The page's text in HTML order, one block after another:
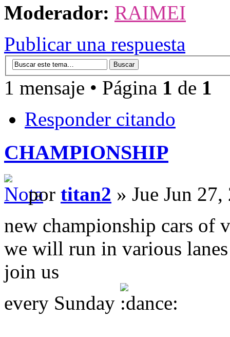
Moderador: RAIMEI
Publicar una respuesta
1 mensaje • Página 1 de 1
Responder citando
CHAMPIONSHIP
por titan2 » Jue Jun
new championship cars of
we will run in various lanes
join us
every Sunday